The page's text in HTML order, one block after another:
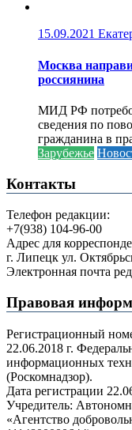
15.09.2021
Москва
россиянина
МИД РФ
сведения по
гражданина в
Зарубежье
Контакты
Телефон редакции:
+7(938) 104-96-00
Адрес для
г. Липецк ул.
Электронная почта
Правовая
Регистрационный
22.06.2018 г.
информационных
(Роскомнадзор).
Дата регистрации
Учредитель:
«Агентство